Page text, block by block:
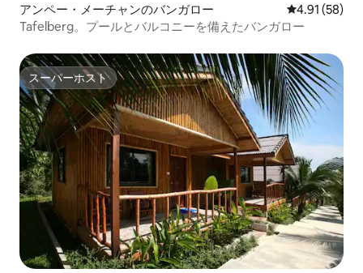
アンペー・メーチャンのバンガロー レビュー58
4.91 (58)
Tafelberg。プールとバルコニーを備えたバンガロー
スーパーホスト
スーパーホスト